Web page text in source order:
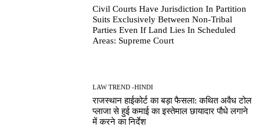
Civil Courts Have Jurisdiction In Partition
Suits Exclusively Between Non-Tribal
Parties Even If Land Lies In Scheduled
Areas: Supreme Court
LAW TREND -HINDI
राजस्थान हाईकोर्ट का बड़ा फैसला: कथित अवैध टोल
प्लाजा से हुई कमाई का इस्तेमाल छायादार पौधे लगाने
में करने का निर्देश